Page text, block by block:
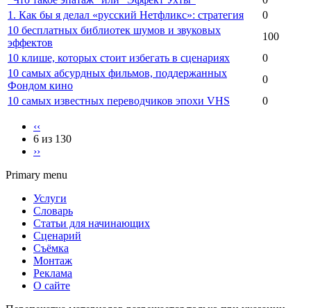
1. Как бы я делал «русский Нетфликс»: стратегия
0
10 бесплатных библиотек шумов и звуковых
эффектов
100
10 клише, которых стоит избегать в сценариях
0
10 самых абсурдных фильмов, поддержанных
Фондом кино
0
10 самых известных переводчиков эпохи VHS
0
‹‹
6 из 130
››
Primary menu
Услуги
Словарь
Статьи для начинающих
Сценарий
Съёмка
Монтаж
Реклама
О сайте